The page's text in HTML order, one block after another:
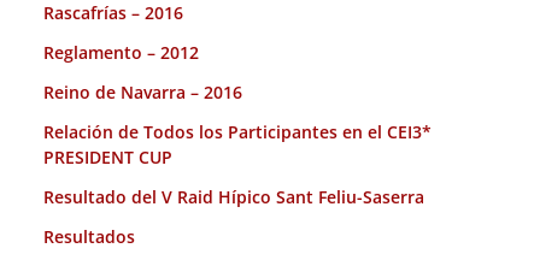
Rascafrías – 2016
Reglamento – 2012
Reino de Navarra – 2016
Relación de Todos los Participantes en el CEI3*
PRESIDENT CUP
Resultado del V Raid Hípico Sant Feliu-Saserra
Resultados